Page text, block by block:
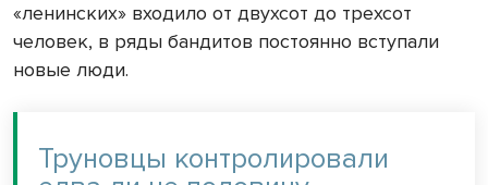
«ленинских» входило от двухсот до трехсот
человек, в ряды бандитов постоянно вступали
новые люди.
Труновцы контролировали